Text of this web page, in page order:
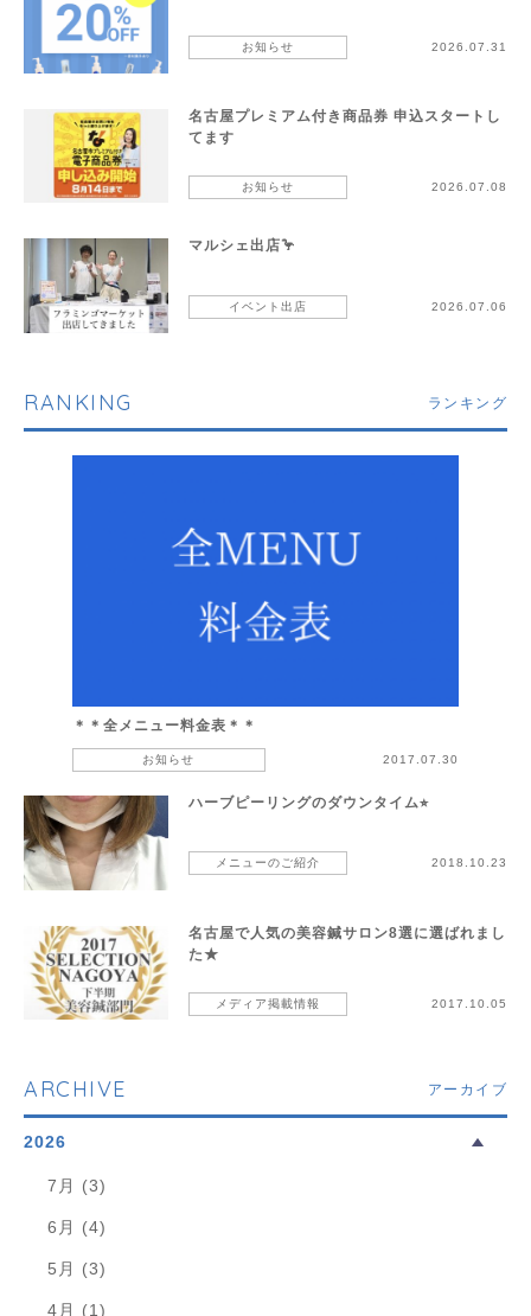
お知らせ 2026.07.31
名古屋プレミアム付き商品券 申込スタートし
てます
お知らせ 2026.07.08
マルシェ出店🦩
イベント出店 2026.07.06
RANKING ランキング
＊＊全メニュー料金表＊＊
お知らせ 2017.07.30
ハーブピーリングのダウンタイム⭐︎
メニューのご紹介 2018.10.23
名古屋で人気の美容鍼サロン8選に選ばれまし
た★
メディア掲載情報 2017.10.05
ARCHIVE アーカイブ
2026
7月 (3)
6月 (4)
5月 (3)
4月 (1)